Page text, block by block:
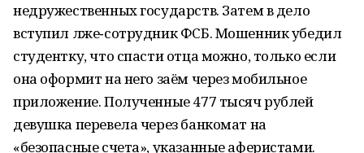
недружественных государств. Затем в дело
вступил лже‑сотрудник ФСБ. Мошенник убедил
студентку, что спасти отца можно, только если
она оформит на него заём через мобильное
приложение. Полученные 477 тысяч рублей
девушка перевела через банкомат на
«безопасные счета», указанные аферистами.